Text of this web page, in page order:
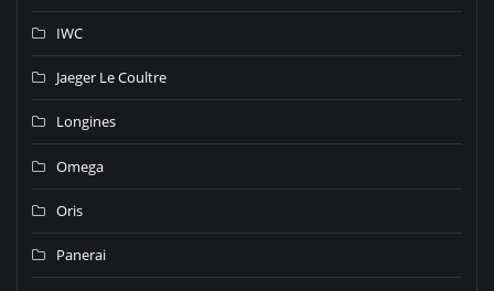
IWC
Jaeger Le Coultre
Longines
Omega
Oris
Panerai